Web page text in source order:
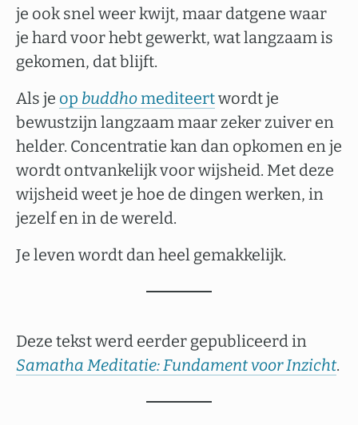
je ook snel weer kwijt, maar datgene waar
je hard voor hebt gewerkt, wat langzaam is
gekomen, dat blijft.
Als je op buddhomediteertwordt je
bewustzijn langzaam maar zeker zuiver en
helder. Concentratie kan dan opkomen en je
wordt ontvankelijk voor wijsheid. Met deze
wijsheid weet je hoe de dingen werken, in
jezelf en in de wereld.
Je leven wordt dan heel gemakkelijk.
Deze tekst werd eerder gepubliceerd in
Samatha Meditatie: Fundament voor Inzicht.